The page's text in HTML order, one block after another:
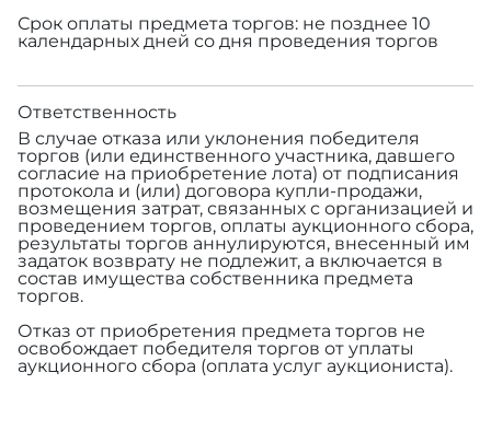
Срок оплаты предмета торгов: не позднее 10
календарных дней со дня проведения торгов
Ответственность
В случае отказа или уклонения победителя
торгов (или единственного участника, давшего
согласие на приобретение лота) от подписания
протокола и (или) договора купли-продажи,
возмещения затрат, связанных с организацией и
проведением торгов, оплаты аукционного сбора,
результаты торгов аннулируются, внесенный им
задаток возврату не подлежит, а включается в
состав имущества собственника предмета
торгов.
Отказ от приобретения предмета торгов не
освобождает победителя торгов от уплаты
аукционного сбора (оплата услуг аукциониста).